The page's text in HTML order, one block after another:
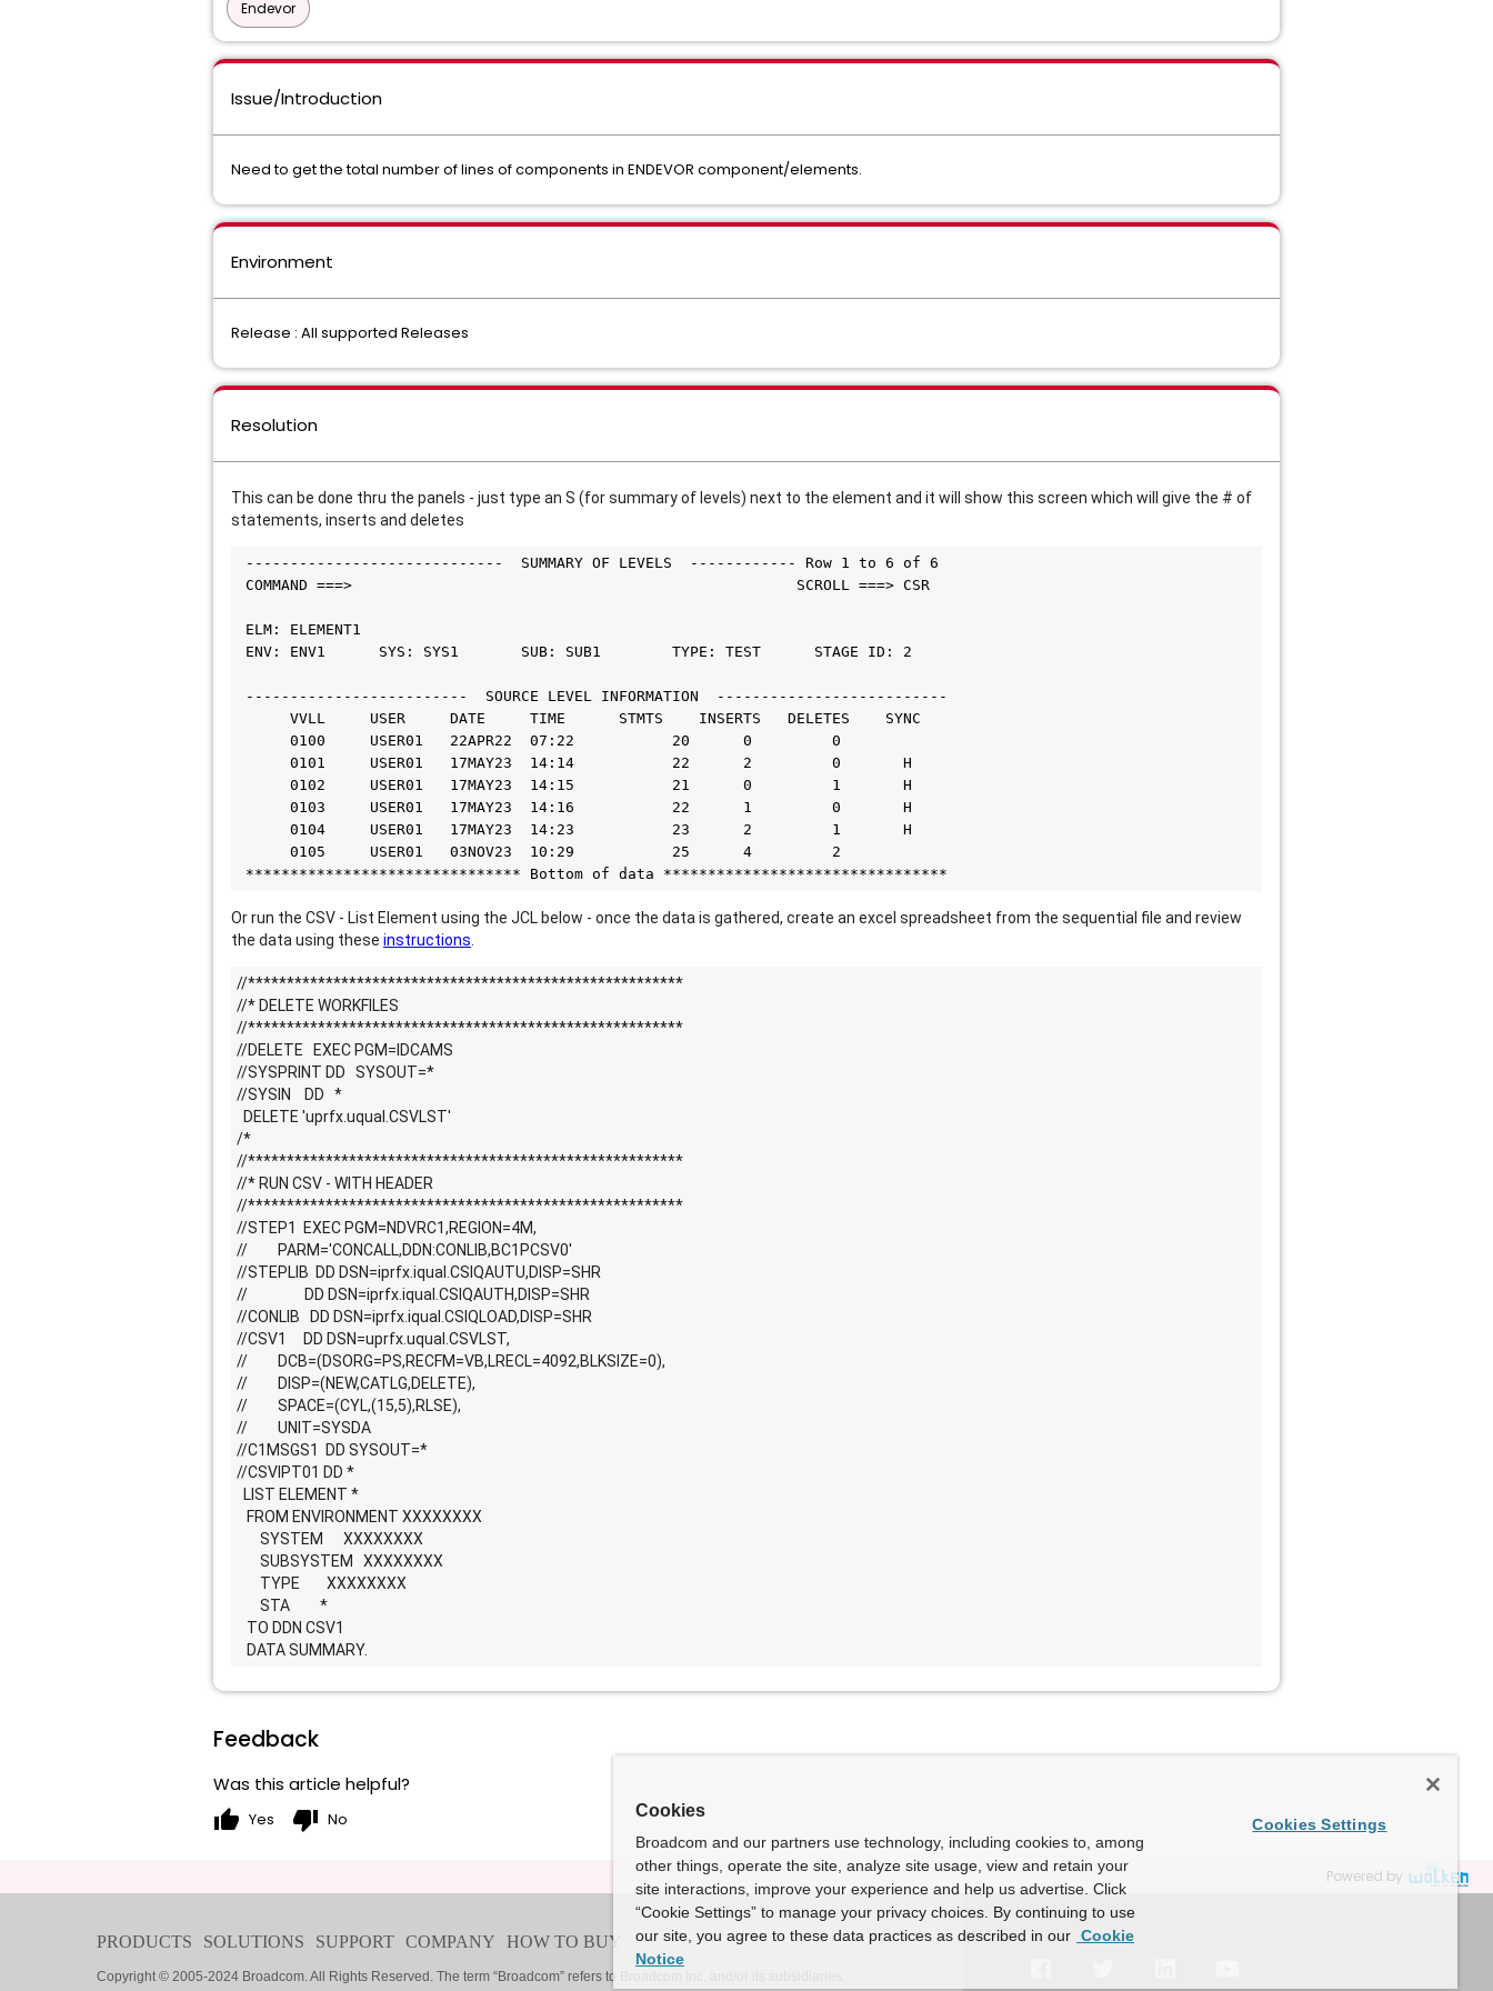
Endevor
Issue/Introduction
Need to get the total number of lines of components in ENDEVOR component/elements.
Environment
Release : All supported Releases
Resolution
This can be done thru the panels - just type an S (for summary of levels) next to the element and it will show this screen which will give the # of
statements, inserts and deletes
-----------------------------  SUMMARY OF LEVELS  ------------ Row 1 to 6 of 6
COMMAND ===>                                                  SCROLL ===> CSR
ELM: ELEMENT1
ENV: ENV1      SYS: SYS1       SUB: SUB1        TYPE: TEST      STAGE ID: 2
-------------------------  SOURCE LEVEL INFORMATION  --------------------------
VVLL     USER     DATE     TIME      STMTS    INSERTS   DELETES    SYNC
0100     USER01   22APR22  07:22           20      0         0
      0101     USER01   17MAY23  14:14           22      2         0       H
0102     USER01   17MAY23  14:15           21      0         1       H
0103     USER01   17MAY23  14:16           22      1         0       H
0104     USER01   17MAY23  14:23           23      2         1       H
0105     USER01   03NOV23  10:29           25      4         2
******************************* Bottom of data ********************************
Or run the CSV - List Element using the JCL below - once the data is gathered, create an excel spreadsheet from the sequential file and review
the data using these instructions
//********************************************************
//* DELETE WORKFILES
//********************************************************
//DELETE   EXEC PGM=IDCAMS
//SYSPRINT DD   SYSOUT=*
//SYSIN    DD   *
  DELETE 'uprfx.uqual.CSVLST'
/*
//********************************************************
//* RUN CSV - WITH HEADER
//********************************************************
//STEP1  EXEC PGM=NDVRC1,REGION=4M,
//         PARM='CONCALL,DDN:CONLIB,BC1PCSV0'
//STEPLIB  DD DSN=iprfx.iqual.CSIQAUTU,DISP=SHR
//                 DD DSN=iprfx.iqual.CSIQAUTH,DISP=SHR
//CONLIB   DD DSN=iprfx.iqual.CSIQLOAD,DISP=SHR
//CSV1     DD DSN=uprfx.uqual.CSVLST,
//         DCB=(DSORG=PS,RECFM=VB,LRECL=4092,BLKSIZE=0),
//         DISP=(NEW,CATLG,DELETE),
//         SPACE=(CYL,(15,5),RLSE),
//         UNIT=SYSDA
//C1MSGS1  DD SYSOUT=*
//CSVIPT01 DD *
  LIST ELEMENT *
   FROM ENVIRONMENT XXXXXXXX
       SYSTEM      XXXXXXXX
       SUBSYSTEM   XXXXXXXX
       TYPE        XXXXXXXX
       STA         *
   TO DDN CSV1
   DATA SUMMARY.
Feedback
Was this article helpful?
thumb_up Yes thumb_down No
Powered by
Cookies
Broadcom and our partners use technology, including cookies to, among
other things, operate the site, analyze site usage, view and retain your
site interactions, improve your experience and help us advertise. Click
“Cookie Settings” to manage your privacy choices. By continuing to use
our site, you agree to these data practices as described in our Cookie
Notice
Cookies Settings